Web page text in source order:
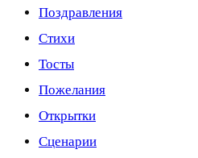
Поздравления
Стихи
Тосты
Пожелания
Открытки
Сценарии